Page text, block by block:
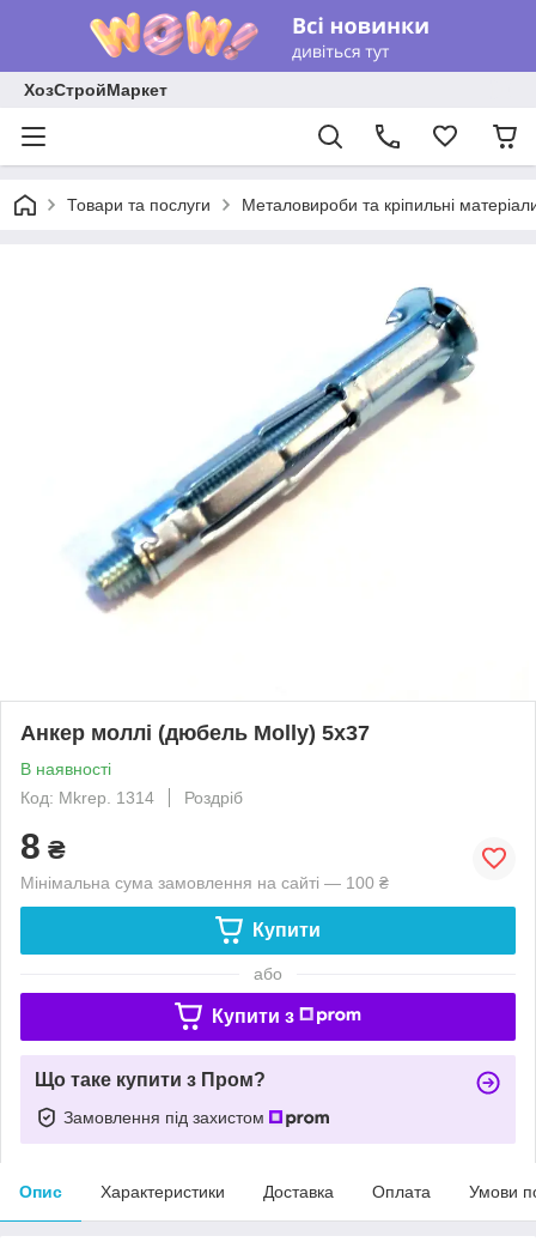
ХозСтройМаркет
Товари та послуги Металовироби та кріпильні
Анкер моллі (дюбель Molly) 5х37
В наявності
Код: Mkrep. 1314
Роздріб
8 ₴
Мінімальна сума замовлення на сайті — 100 ₴
Купити
або
Купити з
Що таке купити з Пром?
Замовлення під захистом
Опис Характеристики Доставка Оплата Умови